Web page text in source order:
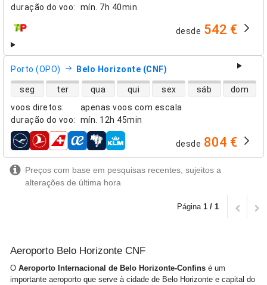
duração do voo: mín. 7h 40min
companhias aéreas desde 542 €
Porto (OPO) Belo Horizonte (CNF)
voos diretos:
apenas voos com escala
duração do voo: mín. 12h 45min
disponibilidade de voos diretos
seg ter qua qui sex sáb dom
companhias aéreas desde 804 €
Preços com base em pesquisas recentes, sujeitos a
alterações de última hora
Página 1 / 1
Aeroporto Belo Horizonte CNF
O Aeroporto Internacional de Belo Horizonte-Confins é um
importante aeroporto que serve à cidade de Belo Horizonte e capital do